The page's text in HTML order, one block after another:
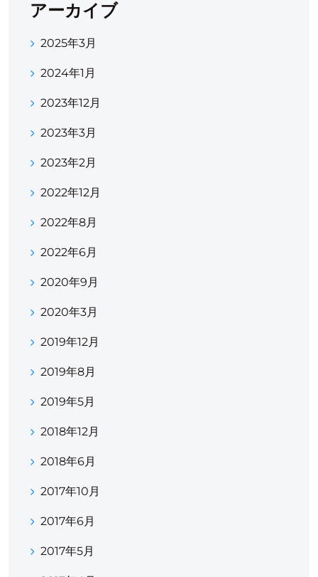
アーカイブ
2025年3月
2024年1月
2023年12月
2023年3月
2023年2月
2022年12月
2022年8月
2022年6月
2020年9月
2020年3月
2019年12月
2019年8月
2019年5月
2018年12月
2018年6月
2017年10月
2017年6月
2017年5月